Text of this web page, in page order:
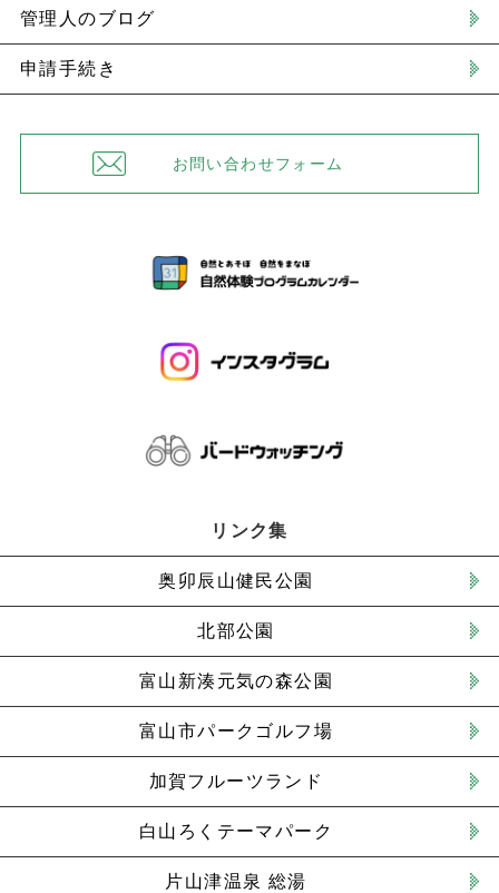
管理人のブログ
申請手続き
お問い合わせフォーム
リンク集
奥卯辰山健民公園
北部公園
富山新湊元気の森公園
富山市パークゴルフ場
加賀フルーツランド
白山ろくテーマパーク
片山津温泉 総湯